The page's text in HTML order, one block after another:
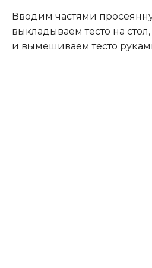
Вводим частями
выкладываем тесто на
и вымешиваем тесто